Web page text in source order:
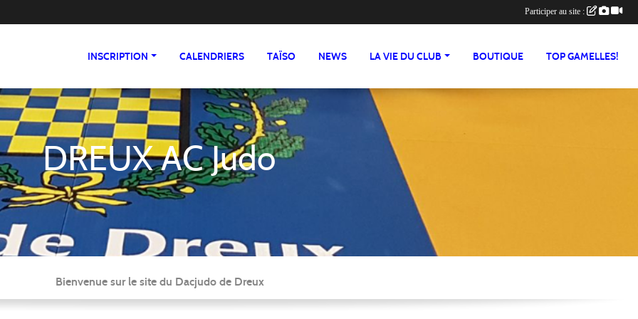
INSCRIPTION CALENDRIERS TAÏSO NEWS LA VIE DU CLUB BOUTIQUE TOP GAMELLES!
DREUX AC Judo
Bienvenue sur le site du Dacjudo de Dreux
Participer au site :